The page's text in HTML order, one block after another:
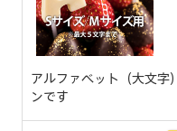
アルファベット（大文字
ンです